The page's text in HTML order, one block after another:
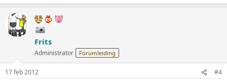
Frits
Administrator Forumleiding
17 feb 2012 #4